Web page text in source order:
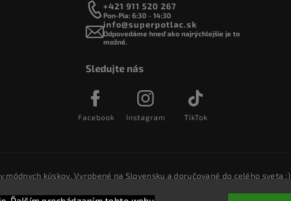
+421 911 520 267
Pon-Pia: 6:30 - 14:30
info@superpotlac.sk
Odpovedáme hneď ako najrýchlejšie je to
možné.
Sledujte nás
Facebook Instagram TikTok
módnych kúskov. Vyrobené na Slovensku a doručované do celého sveta :)